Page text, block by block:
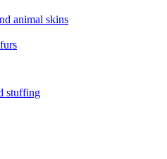
animal skins
stuffing